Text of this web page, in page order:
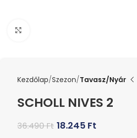
Kezdőlap Szezon Tavasz/Nyár
SCHOLL NIVES 2
36.490Ft 18.245 Ft